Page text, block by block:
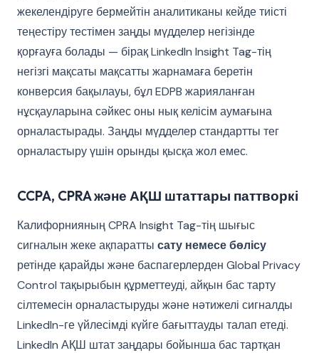
жекелендіруге бермейтін аналитиканы кейде тиісті
теңестіру тестімен заңды мүдделер негізінде
қорғауға болады — бірақ LinkedIn Insight Tag-тің
негізгі мақсаты мақсатты жарнамаға беретін
конверсия бақылауы, бұл EDPB жарияланған
нұсқауларына сәйкес оны нық келісім аумағына
орналастырады. Заңды мүдделер стандартты тег
орналастыру үшін орынды қысқа жол емес.
CCPA, CPRA және АҚШ штаттары паттворкі
Калифорнияның CPRA Insight Tag-тің шығыс
сигналын жеке ақпаратты сату немесе бөлісу
ретінде қарайды және баспагерлерден Global Privacy
Control тақырыбын құрметтеуді, айқын бас тарту
сілтемесін орналастыруды және нәтижелі сигналды
LinkedIn-ге үйлесімді күйге бағыттауды талап етеді.
LinkedIn АҚШ штат заңдары бойынша бас тартқан